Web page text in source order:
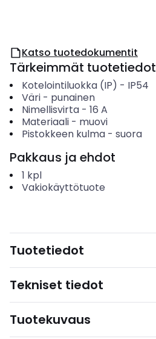
Katso tuotedokumentit
Tärkeimmät tuotetiedot
Kotelointiluokka (IP) - IP54
Väri- punainen
Nimellisvirta- 16 A
Materiaali- muovi
Pistokkeen kulma- suora
Pakkaus ja ehdot
1 kpl
Vakiokäyttötuote
Tuotetiedot
Tekniset tiedot
Tuotekuvaus